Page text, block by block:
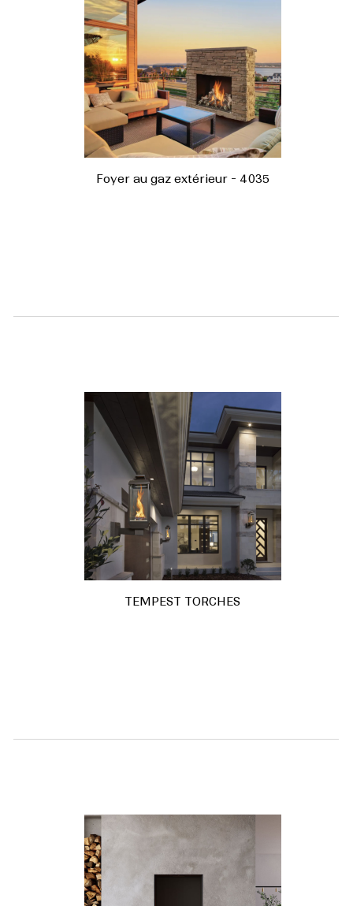
Foyer au gaz extérieur - 4035
TEMPEST TORCHES